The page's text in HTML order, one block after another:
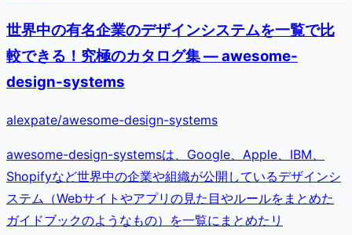
世界中の有名企業のデザインシステムを一覧で比
較できる！究極のカタログ集 — awesome-
design-systems
alexpate/awesome-design-systems
awesome-design-systemsは、Google、Apple、IBM、
Shopifyなど世界中の企業や組織が公開しているデザインシ
ステム（Webサイトやアプリの見た目やルールをまとめた
ガイドブックのようなもの）を一覧にまとめたリ